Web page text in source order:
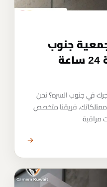
جنوب
السره 98049095 خدمة 24 ساعة
في جنوب السره؟ نحن
ممتلكاتك. فريقنا متخصص
مراقبة